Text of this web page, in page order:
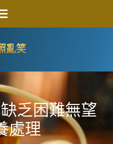
亂笑
乏困難無望
處理